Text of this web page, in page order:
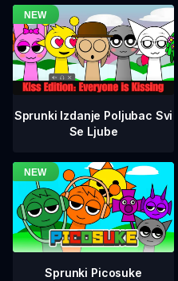
Sprunki Izdanje Poljubac Svi
Se Ljube
Sprunki Picosuke